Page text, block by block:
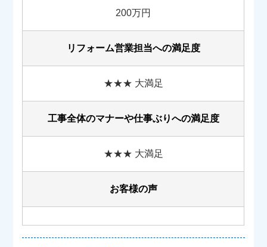
200万円
リフォーム営業担当への満足度
★★★ 大満足
工事全体のマナーや仕事ぶりへの満足度
★★★ 大満足
お客様の声